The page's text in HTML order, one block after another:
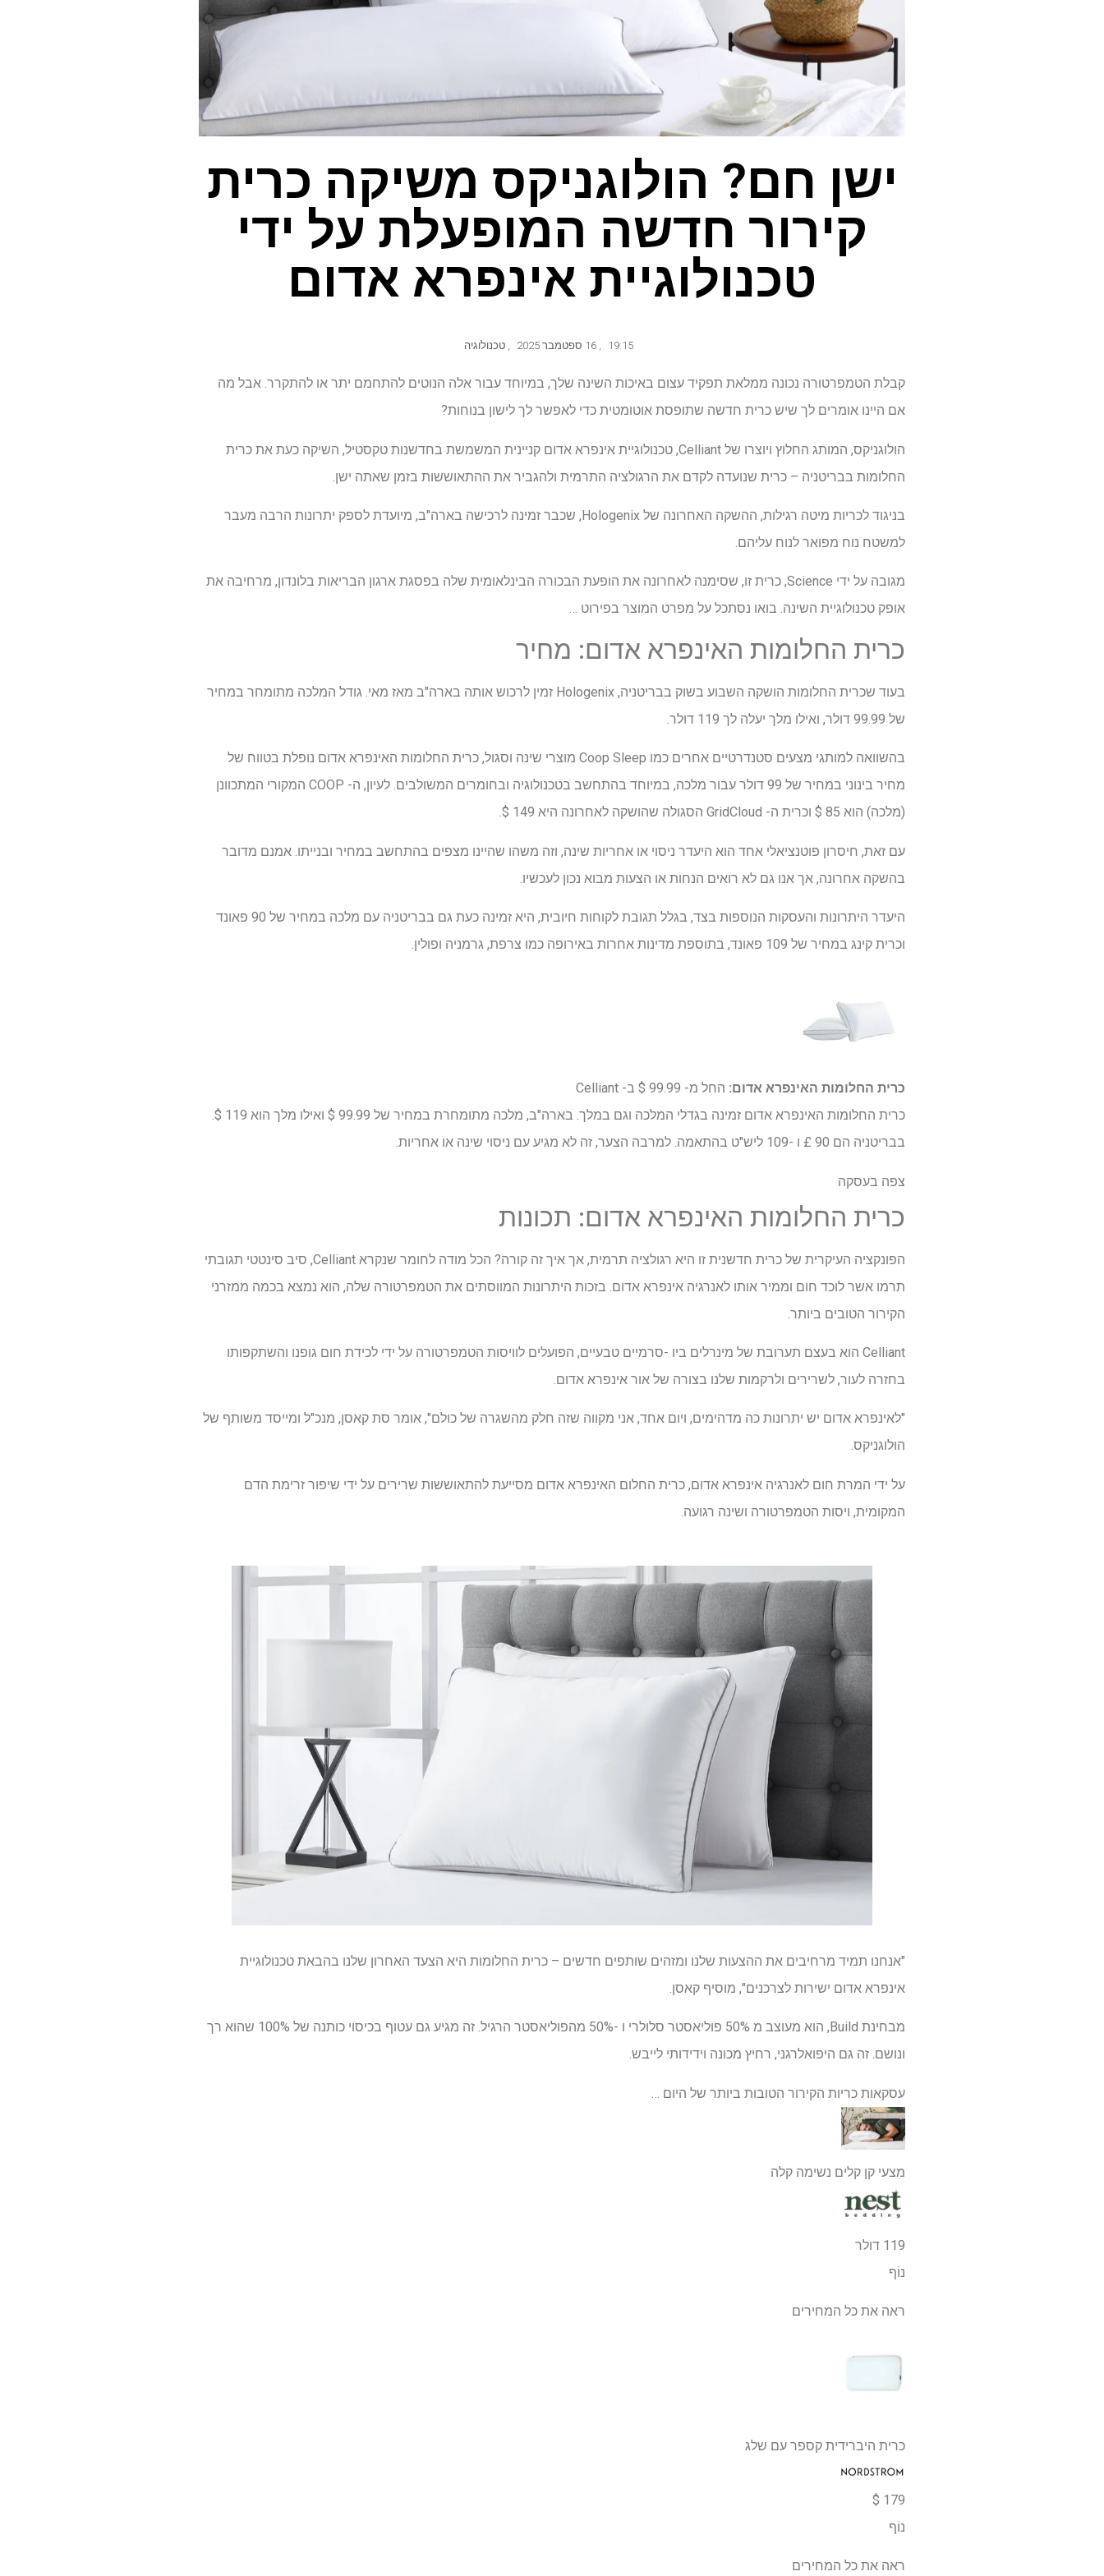
ישן חם? הולוגניקס משיקה כרית
קירור חדשה המופעלת על ידי
טכנולוגיית אינפרא אדום
19:15
,
, טכנולוגיה
קבלת הטמפרטורה נכונה ממלאת תפקיד עצום באיכות השינה שלך, במיוחד עבור אלה הנוטים להתחמם יתר או להתקרר. אבל מה
אם היינו אומרים לך שיש כרית חדשה שתופסת אוטומטית כדי לאפשר לך לישון בנוחות?
הולוגניקס, המותג החלוץ ויוצרו של Celliant, טכנולוגיית אינפרא אדום קניינית המשמשת בחדשנות טקסטיל, השיקה כעת את כרית
החלומות בבריטניה – כרית שנועדה לקדם את הרגולציה התרמית ולהגביר את ההתאוששות בזמן שאתה ישן.
בניגוד לכריות מיטה רגילות, ההשקה האחרונה של Hologenix, שכבר זמינה לרכישה בארה"ב, מיועדת לספק יתרונות הרבה מעבר
למשטח נוח מפואר לנוח עליהם.
מגובה על ידי Science, כרית זו, שסימנה לאחרונה את הופעת הבכורה הבינלאומית שלה בפסגת ארגון הבריאות בלונדון, מרחיבה את
אופק טכנולוגיית השינה. בואו נסתכל על מפרט המוצר בפירוט …
כרית החלומות האינפרא אדום: מחיר
בעוד שכרית החלומות הושקה השבוע בשוק בבריטניה, Hologenix זמין לרכוש אותה בארה"ב מאז מאי. גודל המלכה מתומחר במחיר
של 99.99 דולר, ואילו מלך יעלה לך 119 דולר.
בהשוואה למותגי מצעים סטנדרטיים אחרים כמו Coop Sleep מוצרי שינה וסגול, כרית החלומות האינפרא אדום נופלת בטווח של
מחיר בינוני במחיר של 99 דולר עבור מלכה, במיוחד בהתחשב בטכנולוגיה ובחומרים המשולבים. לעיון, ה- COOP המקורי המתכוונן
(מלכה) הוא 85 $ וכרית ה- GridCloud הסגולה שהושקה לאחרונה היא 149 $.
עם זאת, חיסרון פוטנציאלי אחד הוא היעדר ניסוי או אחריות שינה, וזה משהו שהיינו מצפים בהתחשב במחיר ובנייתו. אמנם מדובר
בהשקה אחרונה, אך אנו גם לא רואים הנחות או הצעות מבוא נכון לעכשיו.
היעדר היתרונות והעסקות הנוספות בצד, בגלל תגובת לקוחות חיובית, היא זמינה כעת גם בבריטניה עם מלכה במחיר של 90 פאונד
וכרית קינג במחיר של 109 פאונד, בתוספת מדינות אחרות באירופה כמו צרפת, גרמניה ופולין.
כרית החלומות האינפרא אדום: החל מ- 99.99 $ ב- Celliant
כרית החלומות האינפרא אדום זמינה בגדלי המלכה וגם במלך. בארה"ב, מלכה מתומחרת במחיר של 99.99 $ ואילו מלך הוא 119 $.
בבריטניה הם 90 £ ו -109 ליש"ט בהתאמה. למרבה הצער, זה לא מגיע עם ניסוי שינה או אחריות.
צפה בעסקה
כרית החלומות האינפרא אדום: תכונות
הפונקציה העיקרית של כרית חדשנית זו היא רגולציה תרמית, אך איך זה קורה? הכל מודה לחומר שנקרא Celliant, סיב סינטטי תגובתי
תרמו אשר לוכד חום וממיר אותו לאנרגיה אינפרא אדום. בזכות היתרונות המווסתים את הטמפרטורה שלה, הוא נמצא בכמה ממזרני
הקירור הטובים ביותר.
Celliant הוא בעצם תערובת של מינרלים ביו -סרמיים טבעיים, הפועלים לוויסות הטמפרטורה על ידי לכידת חום גופנו והשתקפותו
בחזרה לעור, לשרירים ולרקמות שלנו בצורה של אור אינפרא אדום.
"לאינפרא אדום יש יתרונות כה מדהימים, ויום אחד, אני מקווה שזה חלק מהשגרה של כולם", אומר סת קאסן, מנכ"ל ומייסד משותף של
הולוגניקס.
על ידי המרת חום לאנרגיה אינפרא אדום, כרית החלום האינפרא אדום מסייעת להתאוששות שרירים על ידי שיפור זרימת הדם
המקומית, ויסות הטמפרטורה ושינה רגועה.
"אנחנו תמיד מרחיבים את ההצעות שלנו ומזהים שותפים חדשים – כרית החלומות היא הצעד האחרון שלנו בהבאת טכנולוגיית
אינפרא אדום ישירות לצרכנים", מוסיף קאסן.
מבחינת Build, הוא מעוצב מ 50% פוליאסטר סלולרי ו -50% מהפוליאסטר הרגיל. זה מגיע גם עטוף בכיסוי כותנה של 100% שהוא רך
ונושם. זה גם היפואלרגני, רחיץ מכונה וידידותי לייבש.
עסקאות כריות הקירור הטובות ביותר של היום …
מצעי קן קלים נשימה קלה
119 דולר
נוֹף
ראה את כל המחירים
כרית היברידית קספר עם שלג
179 $
נוֹף
ראה את כל המחירים